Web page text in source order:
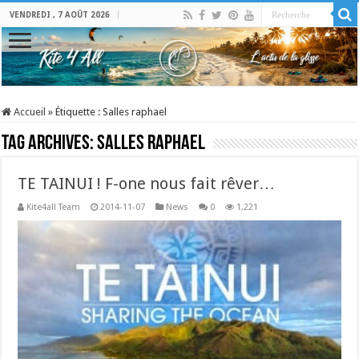
VENDREDI , 7 AOÛT 2026
Accueil » Étiquette :Salles raphael
Tag Archives:Salles raphael
TE TAINUI ! F-one nous fait rêver…
Kite4all Team 2014-11-07 News 0 1,221